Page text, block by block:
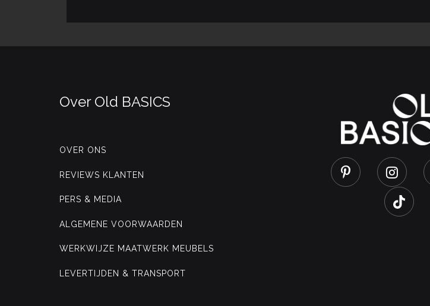
Over Old BASICS
OVER ONS
REVIEWS KLANTEN
PERS & MEDIA
ALGEMENE VOORWAARDEN
WERKWIJZE MAATWERK MEUBELS
LEVERTIJDEN & TRANSPORT